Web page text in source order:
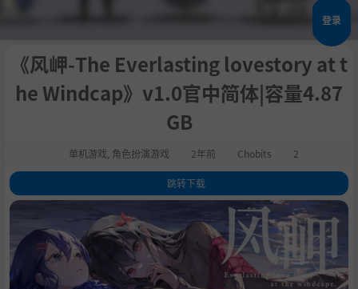
登录
《风岬-The Everlasting lovestory at t
he Windcap》v1.0官中简体|容量4.87
GB
单机游戏 角色扮演游戏 2年前 Chobits 2
跳转下载
1.关于这款游戏
3
支持作者
学习版下载